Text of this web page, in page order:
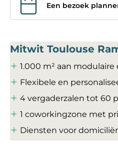
Een bezoek
Mitwit Toulouse
1.000 m² aan
Flexibele en
4 vergaderzalen tot 60
1 coworkingzone met
Diensten voor